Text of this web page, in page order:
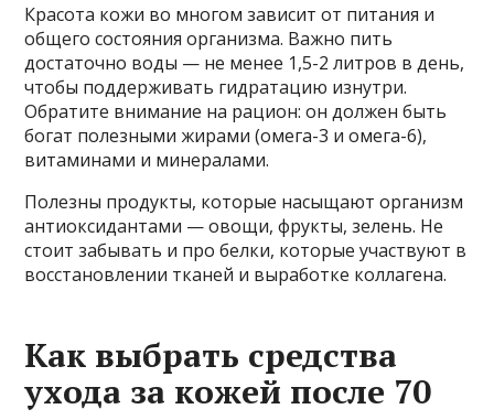
Красота кожи во многом зависит от питания и
общего состояния организма. Важно пить
достаточно воды — не менее 1,5-2 литров в день,
чтобы поддерживать гидратацию изнутри.
Обратите внимание на рацион: он должен быть
богат полезными жирами (омега-3 и омега-6),
витаминами и минералами.
Полезны продукты, которые насыщают организм
антиоксидантами — овощи, фрукты, зелень. Не
стоит забывать и про белки, которые участвуют в
восстановлении тканей и выработке коллагена.
Как выбрать средства
ухода за кожей после 70